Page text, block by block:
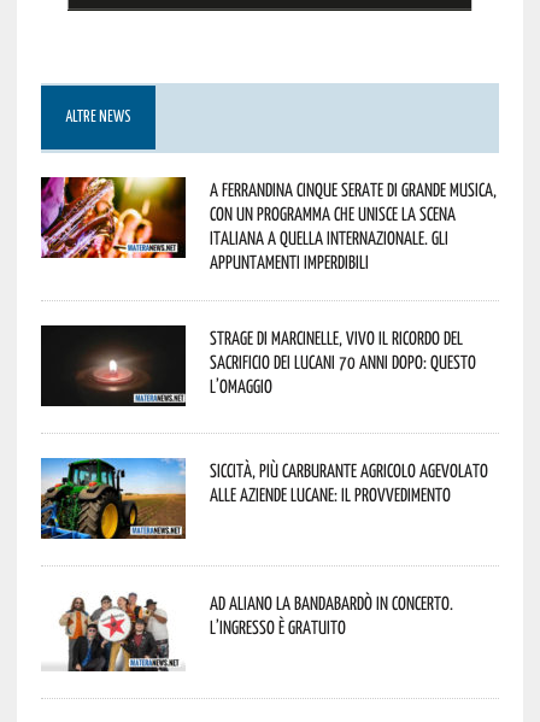
ALTRE NEWS
A Ferrandina cinque serate di grande musica,
con un programma che unisce la scena
italiana a quella internazionale. Gli
appuntamenti imperdibili
Strage di Marcinelle, vivo il ricordo del
sacrificio dei lucani 70 anni dopo: questo
l’omaggio
Siccità, più carburante agricolo agevolato
alle aziende lucane: il provvedimento
Ad Aliano la Bandabardò in concerto.
L’ingresso è gratuito